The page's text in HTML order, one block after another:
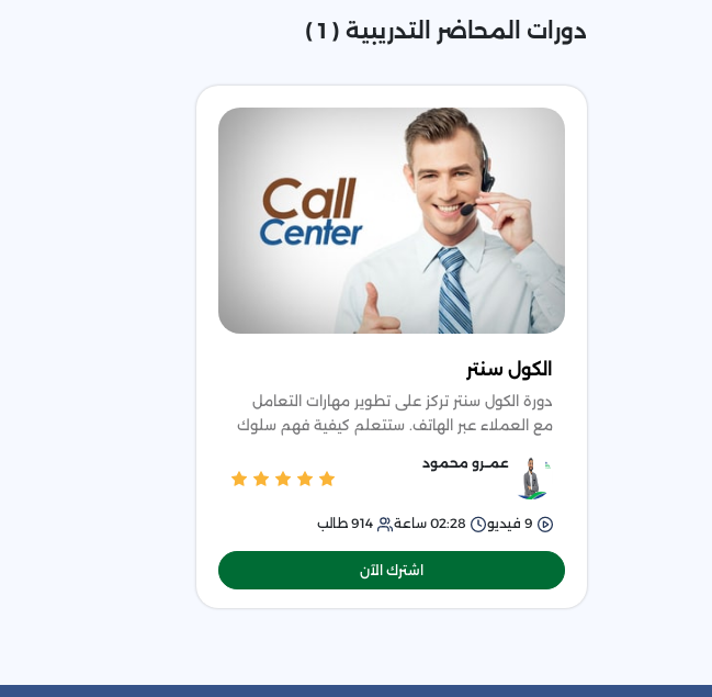
دورات المحاضر التدريبية ( 1 )
الكول سنتر
دورة الكول سنتر تركز على تطوير مهارات التعامل
مع العملاء عبر الهاتف. ستتعلم كيفية فهم سلوك
فعالة للتواص
عمــرو محمود
9 فيديو 02:28 ساعة 914 طالب
اشترك الآن